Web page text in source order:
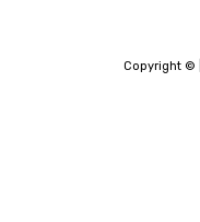
Copyright © |